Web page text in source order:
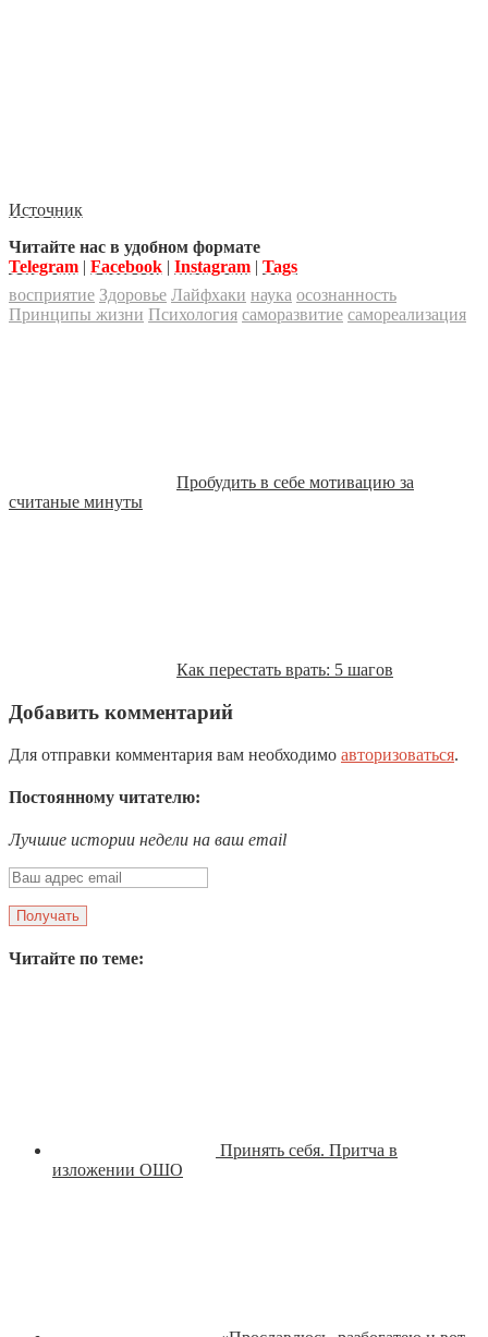
Источник
Читайте нас в удобном формате
Telegram | Facebook | Instagram | Tags
восприятие Здоровье Лайфхаки наука осознанность
Принципы жизни Психология саморазвитие самореализация
Пробудить в себе мотивацию за
считаные минуты
Как перестать врать: 5 шагов
Добавить комментарий
Для отправки комментария вам необходимо авторизоваться.
Постоянному читателю:
Лучшие истории недели на ваш email
Читайте по теме:
Принять себя. Притча в
изложении ОШО